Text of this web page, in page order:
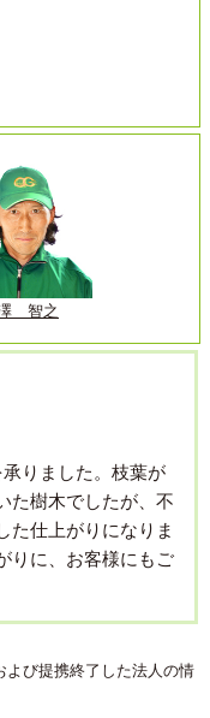
智之
りました。枝葉が
た樹木でしたが、不
た仕上がりになりま
りに、お客様にもご
び提携終了した法人の情